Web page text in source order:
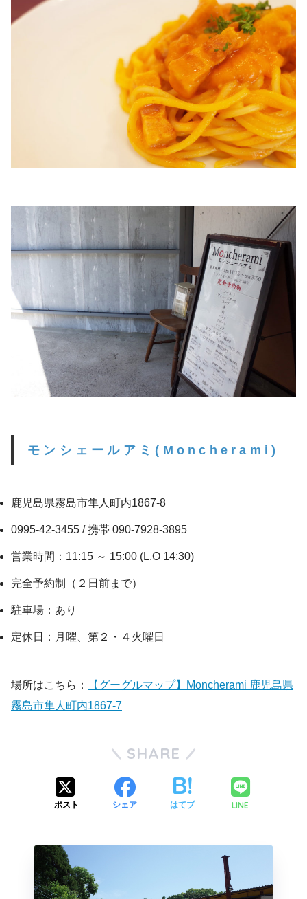
モンシェールアミ(Moncherami)
鹿児島県霧島市隼人町内1867-8
0995-42-3455 / 携帯 090-7928-3895
営業時間：11:15 ～ 15:00 (L.O 14:30)
完全予約制（２日前まで）
駐車場：あり
定休日：月曜、第２・４火曜日
場所はこちら：
【グーグルマップ】Moncherami 鹿児島県
霧島市隼人町内1867-7
SHARE
ポスト シェア はてブ LINE